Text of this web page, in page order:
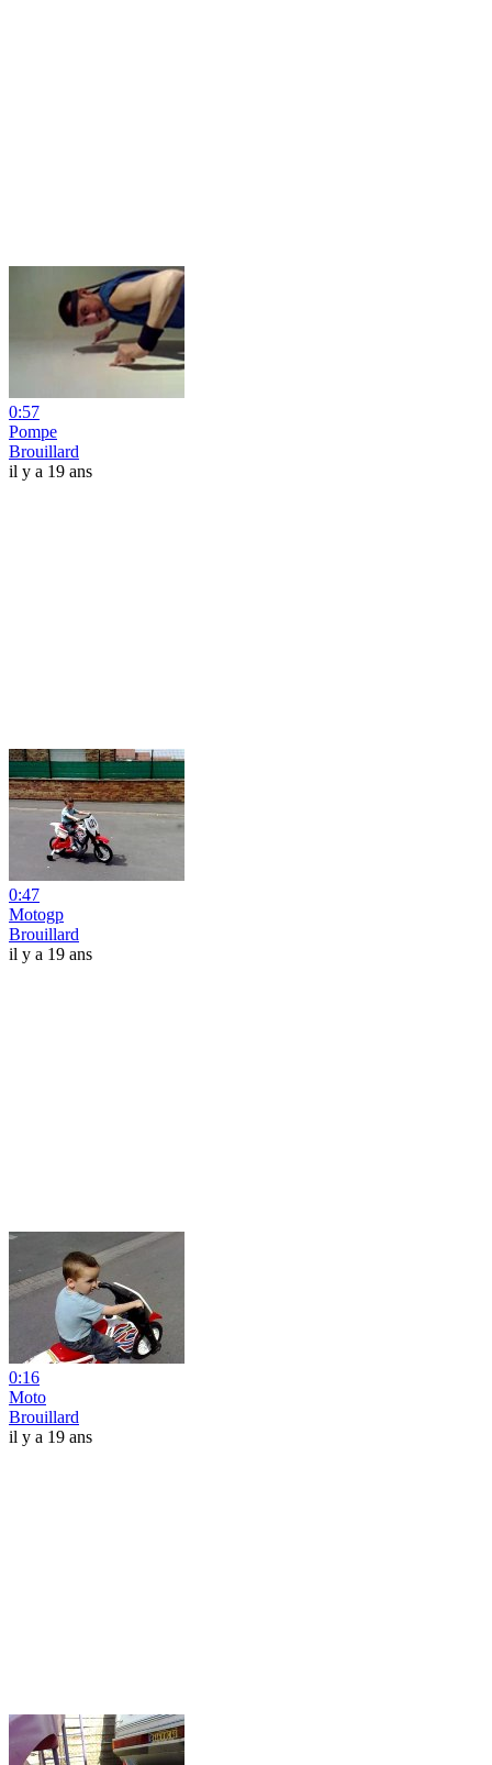
0:57
Pompe
Brouillard
il y a 19 ans
0:47
Motogp
Brouillard
il y a 19 ans
0:16
Moto
Brouillard
il y a 19 ans